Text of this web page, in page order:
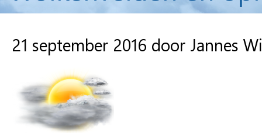
21 september 2016 door Jannes